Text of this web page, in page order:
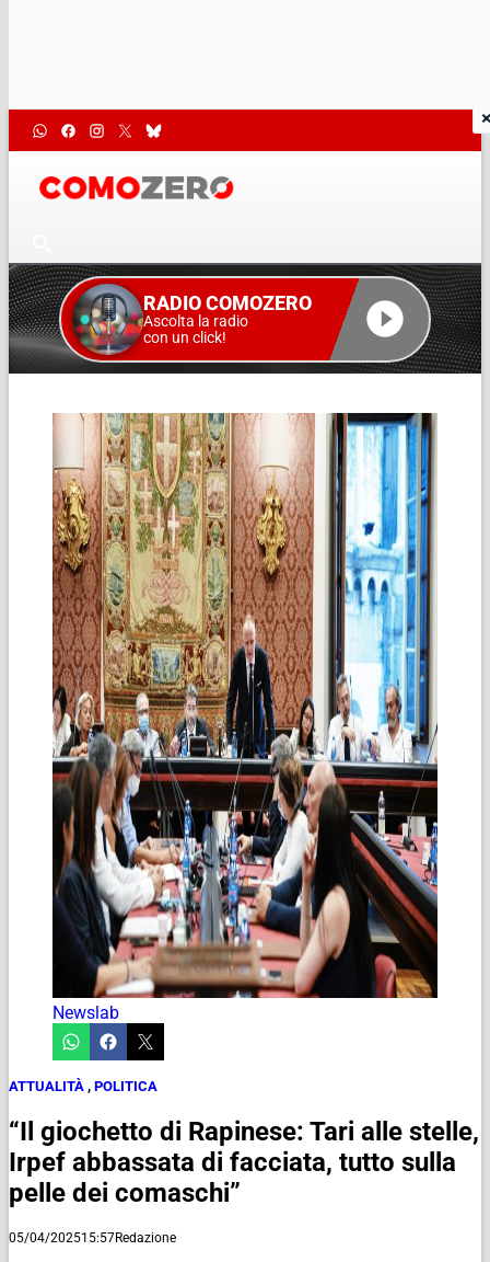
RADIO COMOZERO
Ascolta la radio
con un click!
Newslab
ATTUALITÀ , POLITICA
“Il giochetto di Rapinese: Tari alle stelle,
Irpef abbassata di facciata, tutto sulla
pelle dei comaschi”
05/04/202515:57Redazione